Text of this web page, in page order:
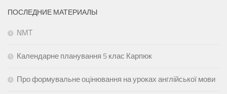
ПОСЛЕДНИЕ МАТЕРИАЛЫ
NMT
Календарне планування 5 клас Карпюк
Про формувальне оцінювання на уроках англійської мови